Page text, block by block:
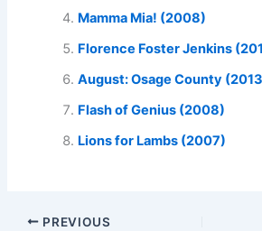
Mamma Mia! (2008)
Florence Foster Jenkins
August: Osage County
Flash of Genius (2008)
Lions for Lambs (2007)
PREVIOUS